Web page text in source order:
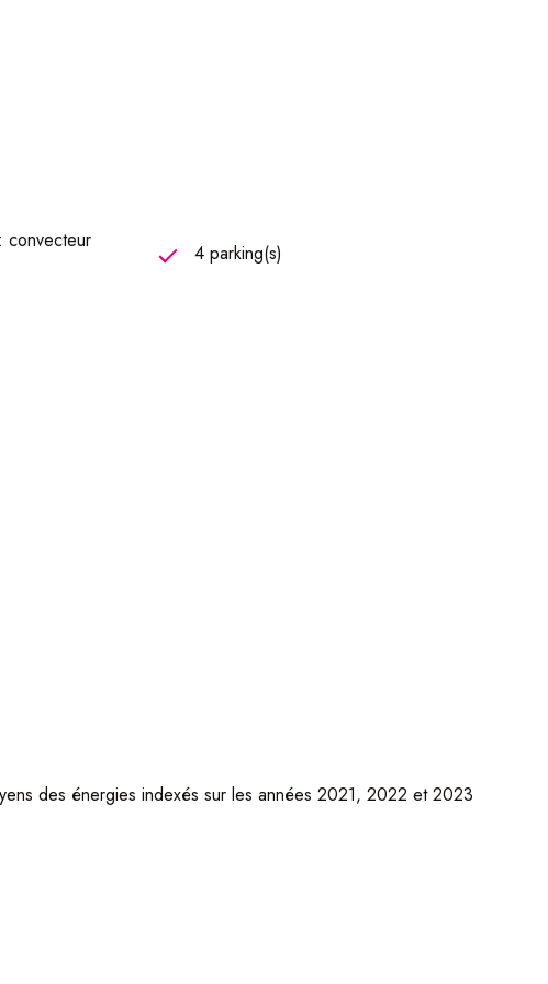
en énergie.
convecteur
4 parking(s)
des énergies indexés sur les années 2021, 2022 et 2023